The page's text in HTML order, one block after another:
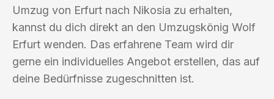
Umzug von Erfurt nach Nikosia zu erhalten,
kannst du dich direkt an den Umzugskönig Wolf
Erfurt wenden. Das erfahrene Team wird dir
gerne ein individuelles Angebot erstellen, das auf
deine Bedürfnisse zugeschnitten ist.